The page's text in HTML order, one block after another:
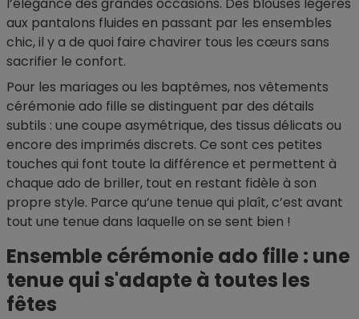
l’élégance des grandes occasions. Des blouses légères
aux pantalons fluides en passant par les ensembles
chic, il y a de quoi faire chavirer tous les cœurs sans
sacrifier le confort.
Pour les mariages ou les baptêmes, nos vêtements
cérémonie ado fille se distinguent par des détails
subtils : une coupe asymétrique, des tissus délicats ou
encore des imprimés discrets. Ce sont ces petites
touches qui font toute la différence et permettent à
chaque ado de briller, tout en restant fidèle à son
propre style. Parce qu’une tenue qui plaît, c’est avant
tout une tenue dans laquelle on se sent bien !
Ensemble cérémonie ado fille : une
tenue qui s'adapte à toutes les
fêtes